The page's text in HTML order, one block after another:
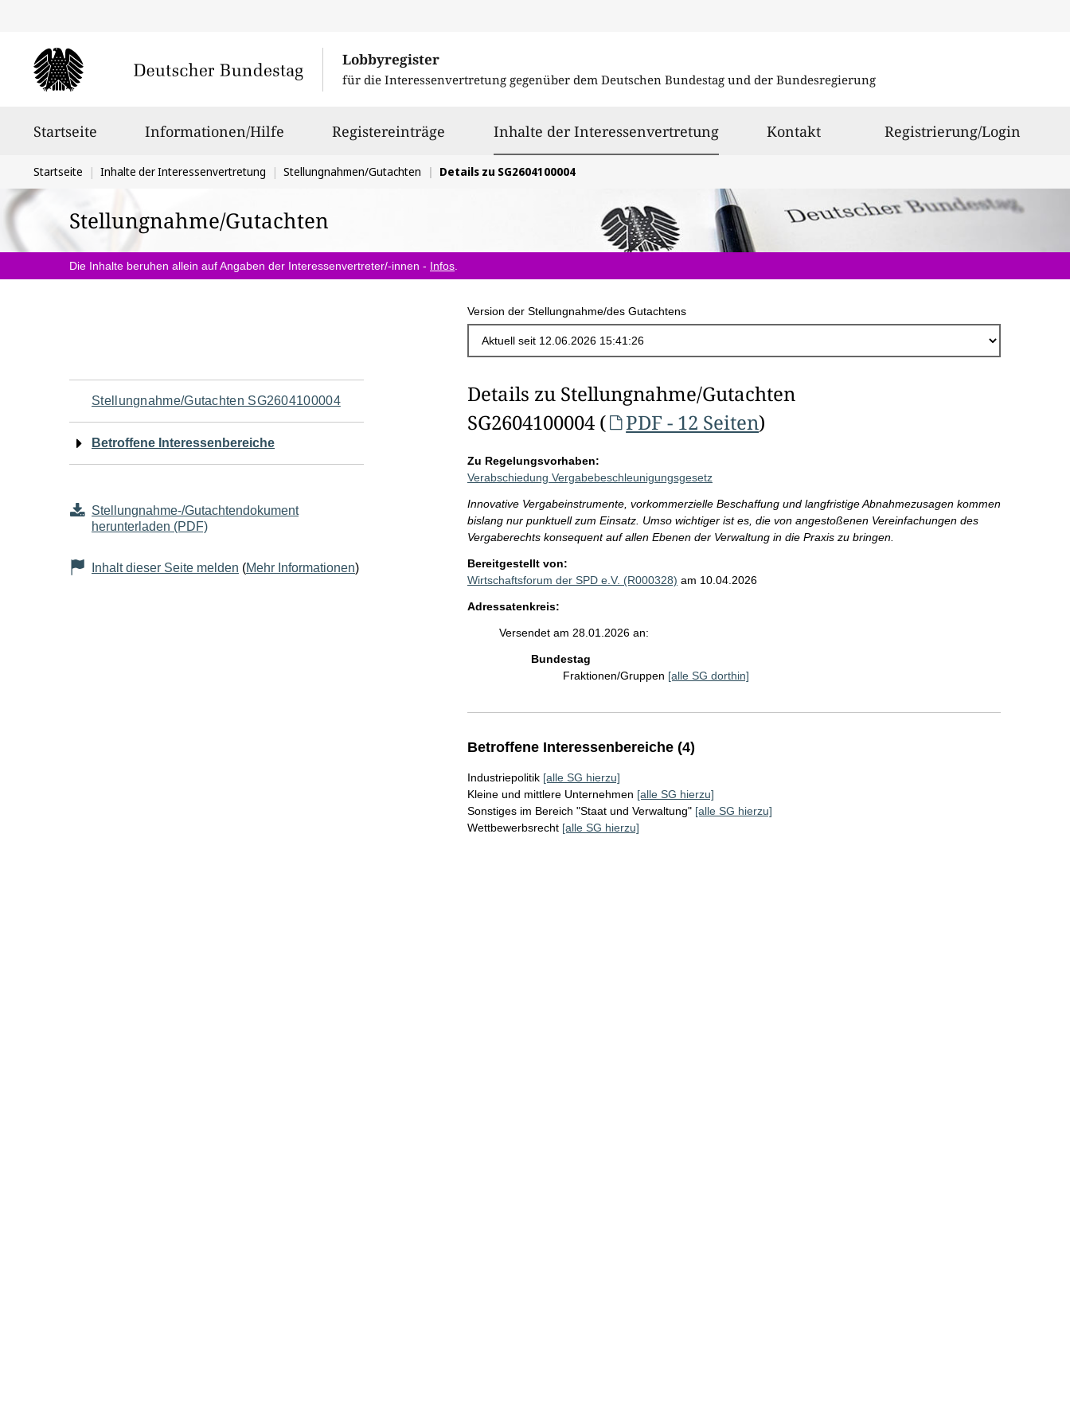
Lobbyregister
für die Interessenvertretung gegenüber dem Deutschen Bundestag und der Bundesregierung
Startseite Informationen/Hilfe Registereinträge Inhalte der Interessenvertretungausgewählt
Kontakt Registrierung/Login
Sie
befinden
sich
hier:
Startseite Inhalte der Interessenvertretung Stellungnahmen/Gutachten Details zu SG2604100004
Stellungnahme/Gutachten
Die Inhalte beruhen allein auf Angaben der Interessenvertreter/-innen - Infos
Version der Stellungnahme/des Gutachtens
Navigation
für
Seiteninhalt
Stellungnahme/Gutachten SG2604100004
Betroffene Interessenbereiche
Stellungnahme-/Gutachtendokument
herunterladen (PDF)
Inhalt dieser Seite melden (Mehr Informationen)
Details zu Stellungnahme/Gutachten
SG2604100004 (
PDF - 12 Seiten)
Zu Regelungsvorhaben:
Verabschiedung Vergabebeschleunigungsgesetz
Innovative Vergabeinstrumente, vorkommerzielle Beschaffung und langfristige Abnahmezusagen kommen
bislang nur punktuell zum Einsatz. Umso wichtiger ist es, die von angestoßenen Vereinfachungen des
Vergaberechts konsequent auf allen Ebenen der Verwaltung in die Praxis zu bringen.
Bereitgestellt von:
Wirtschaftsforum der SPD e.V. (R000328) am 10.04.2026
Adressatenkreis:
Versendet am 28.01.2026 an:
Bundestag
Fraktionen/Gruppen [alle SG dorthin]
Betroffene Interessenbereiche (4)
Industriepolitik [alle SG hierzu]
Kleine und mittlere Unternehmen [alle SG hierzu]
Sonstiges im Bereich "Staat und Verwaltung" [alle SG hierzu]
Wettbewerbsrecht [alle SG hierzu]